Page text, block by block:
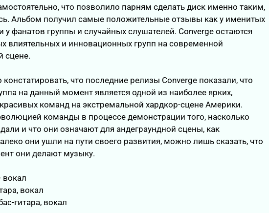
что позволило парням сделать диск именно таким,
Альбом получил самые положительные отзывы как у именитых
у фанатов группы и случайных слушателей. Converge остаются
влиятельных и инновационных групп на современной
сцене.
что последние релизы Converge показали, что
на данный момент является одной из наиболее ярких,
команд на экстремальной хардкор-сцене Америки.
команды в процессе демонстрации того, насколько
и что они означают для андеграундной сцены, как
они ушли на пути своего развития, можно лишь сказать, что
они делают музыку.
вокал
вокал
гитара, вокал